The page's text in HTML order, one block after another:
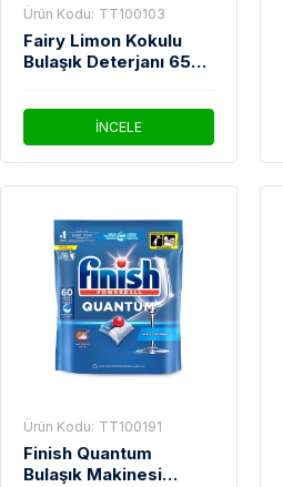
Ürün Kodu: TT100103
Fairy Limon Kokulu
Bulaşık Deterjanı 650
İNCELE
Ürün Kodu: TT100191
Finish Quantum
Bulaşık Makinesi